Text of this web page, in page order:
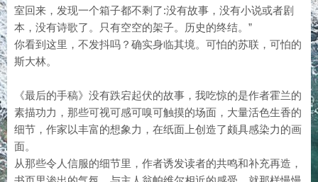
室回来，发现一个箱子都不剩了:没有故事，没有小说或者剧
本，没有诗歌了。只有空空的架子。历史的终结。”
你看到这里，不发抖吗？确实身临其境。可怕的苏联，可怕的
斯大林。
《最后的手稿》没有跌宕起伏的故事，我吃惊的是作者霍兰的
素描功力，那些可视可感可嗅可触摸的场面，大量活色生香的
细节，作家以丰富的想象力，在纸面上创造了颇具感染力的画
面。
从那些令人信服的细节里，作者诱发读者的共鸣和补充再造，